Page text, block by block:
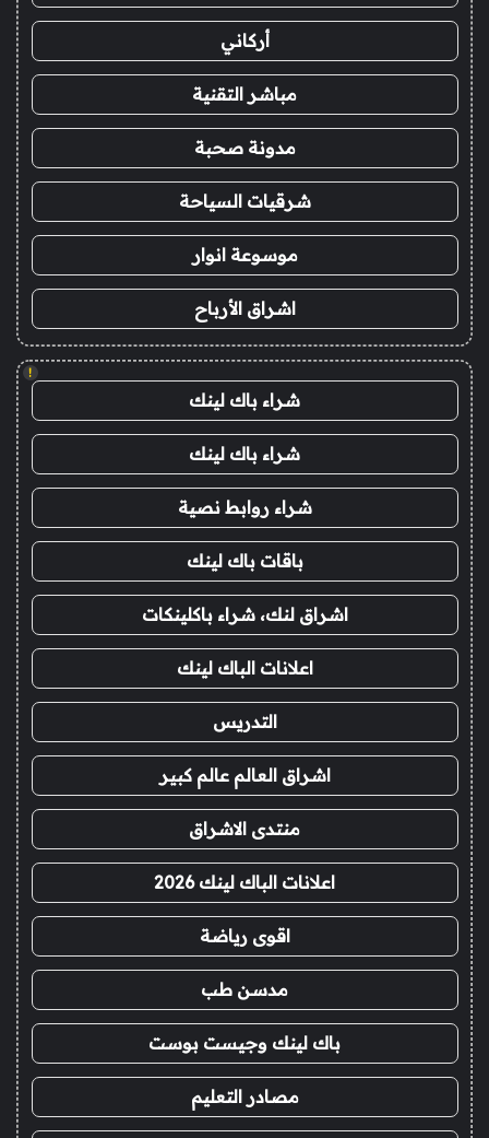
أركاني
مباشر التقنية
مدونة صحبة
شرقيات السياحة
موسوعة انوار
اشراق الأرباح
!
شراء باك لينك
شراء باك لينك
شراء روابط نصية
باقات باك لينك
اشراق لنك، شراء باكلينكات
اعلانات الباك لينك
التدريس
اشراق العالم عالم كبير
منتدى الاشراق
اعلانات الباك لينك 2026
اقوى رياضة
مدسن طب
باك لينك وجيست بوست
مصادر التعليم